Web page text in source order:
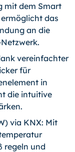
mit dem Smart
das
an die
vereinfachter
für
in
die intuitive
via KNX: Mit
regeln und